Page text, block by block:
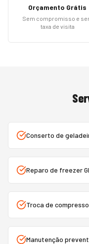
Orçamento Grátis
Sem compromisso e
taxa de visita
Conserto de
Reparo de freezer
Troca de
Manutenção